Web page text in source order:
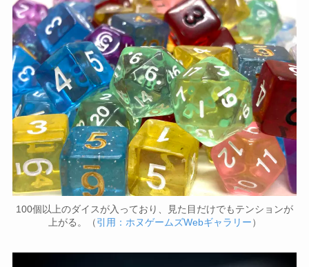
100個以上のダイスが入っており、見た目だけでもテンションが
上がる。（ 引用：ホヌゲームズWebギャラリー ）